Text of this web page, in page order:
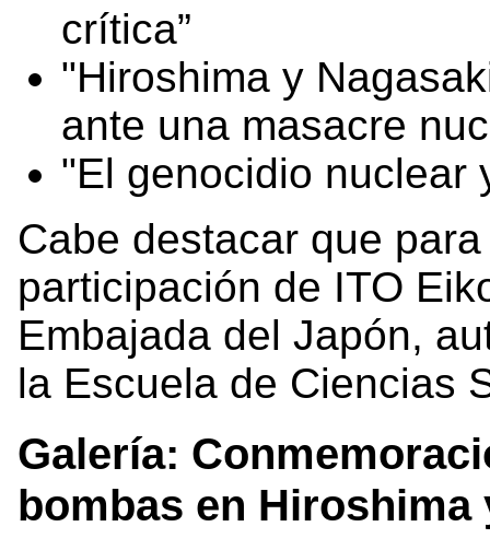
crítica”
"Hiroshima y
ante una masacre
"El genocidio nuclear
Cabe destacar que
participación de ITO
Embajada del Japón,
la Escuela de Ciencias
Galería:
bombas en Hiroshima